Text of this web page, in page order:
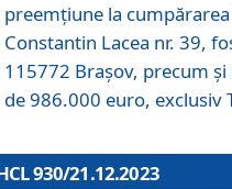
preemțiune la
Constantin Lacea nr. 39,
115772 Brașov, precum
de 986.000 euro, exclusiv
930/21.12.2023